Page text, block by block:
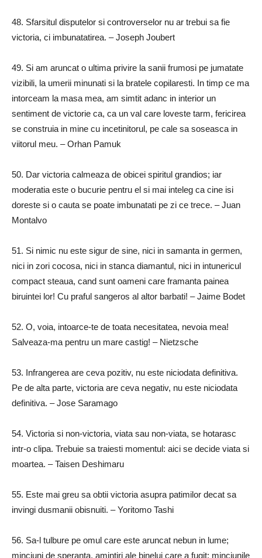
48. Sfarsitul disputelor si controverselor nu ar trebui sa fie
victoria, ci imbunatatirea. – Joseph Joubert
49. Si am aruncat o ultima privire la sanii frumosi pe jumatate
vizibili, la umerii minunati si la bratele copilaresti. In timp ce ma
intorceam la masa mea, am simtit adanc in interior un
sentiment de victorie ca, ca un val care loveste tarm, fericirea
se construia in mine cu incetinitorul, pe cale sa soseasca in
viitorul meu. – Orhan Pamuk
50. Dar victoria calmeaza de obicei spiritul grandios; iar
moderatia este o bucurie pentru el si mai inteleg ca cine isi
doreste si o cauta se poate imbunatati pe zi ce trece. – Juan
Montalvo
51. Si nimic nu este sigur de sine, nici in samanta in germen,
nici in zori cocosa, nici in stanca diamantul, nici in intunericul
compact steaua, cand sunt oameni care framanta painea
biruintei lor! Cu praful sangeros al altor barbati! – Jaime Bodet
52. O, voia, intoarce-te de toata necesitatea, nevoia mea!
Salveaza-ma pentru un mare castig! – Nietzsche
53. Infrangerea are ceva pozitiv, nu este niciodata definitiva.
Pe de alta parte, victoria are ceva negativ, nu este niciodata
definitiva. – Jose Saramago
54. Victoria si non-victoria, viata sau non-viata, se hotarasc
intr-o clipa. Trebuie sa traiesti momentul: aici se decide viata si
moartea. – Taisen Deshimaru
55. Este mai greu sa obtii victoria asupra patimilor decat sa
invingi dusmanii obisnuiti. – Yoritomo Tashi
56. Sa-l tulbure pe omul care este aruncat nebun in lume;
minciuni de speranta, amintiri ale binelui care a fugit; minciunile